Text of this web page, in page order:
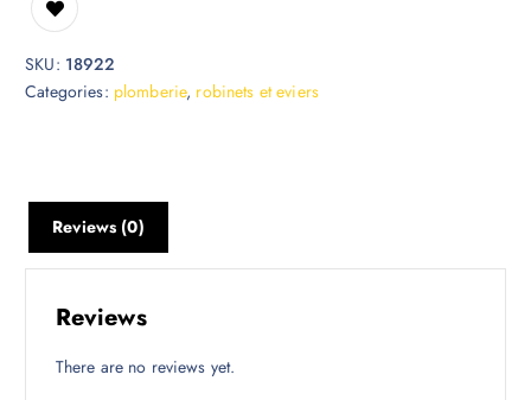
SKU: 18922
Categories: plomberie, robinets et eviers
Reviews (0)
Reviews
There are no reviews yet.